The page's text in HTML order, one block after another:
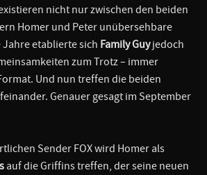
nicht nur zwischen den beiden
Homer und Peter unübersehbare
etablierte sich Family Guyjedoch
zum Trotz – immer
Und nun treffen die beiden
Genauer gesagt im September
Sender FOX wird Homer als
auf die Griffins treffen, der seine neuen